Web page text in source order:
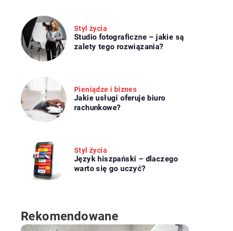
Styl życia
Studio fotograficzne – jakie są
zalety tego rozwiązania?
Pieniądze i biznes
Jakie usługi oferuje biuro
rachunkowe?
Styl życia
Język hiszpański – dlaczego
warto się go uczyć?
Rekomendowane